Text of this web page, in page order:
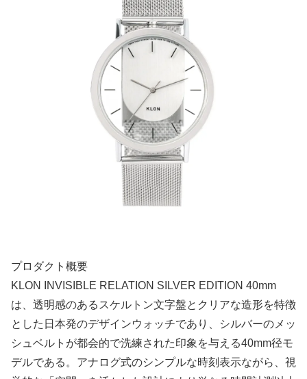
プロダクト概要
KLON INVISIBLE RELATION SILVER EDITION 40mm
は、透明感のあるスケルトン文字盤とクリアな造形を特徴
とした日本発のデザインウォッチであり、シルバーのメッ
シュベルトが都会的で洗練された印象を与える40mm径モ
デルである。アナログ式のシンプルな時刻表示ながら、視